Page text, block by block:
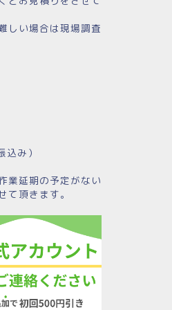
しい場合は現場調査
み）
業延期の予定がない
て頂きます。